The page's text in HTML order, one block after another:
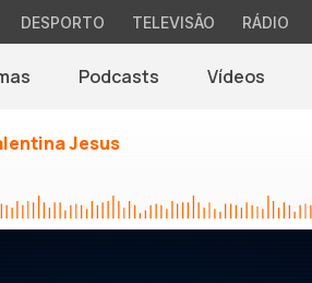
DESPORTO TELEVISÃO RÁDIO
Podcasts Vídeos
Jesus